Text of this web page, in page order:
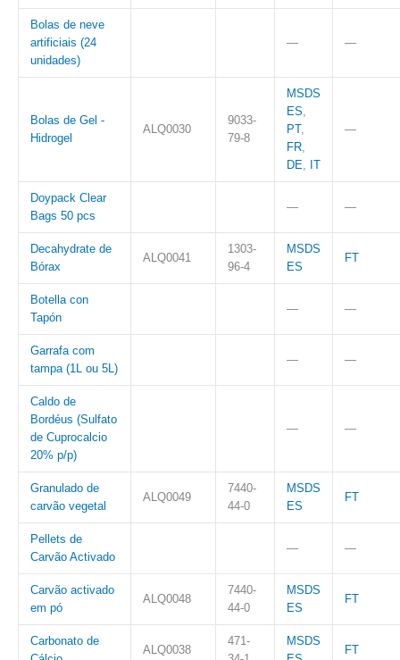
Bolas de neve
artificiais (24
unidades)
— —
Bolas de Gel -
Hidrogel
ALQ0030
9033-
79-8
MSDS
ES,
PT,
FR,
DE, IT
—
Doypack Clear
Bags 50 pcs
— —
Decahydrate de
Bórax
ALQ0041
1303-
96-4
MSDS
ES
FT
Botella con
Tapón
— —
Garrafa com
tampa (1L ou 5L)
— —
Caldo de
Bordéus (Sulfato
de Cuprocalcio
20% p/p)
— —
Granulado de
carvão vegetal
ALQ0049
7440-
44-0
MSDS
ES
FT
Pellets de
Carvão Activado
— —
Carvão activado
em pó
ALQ0048
7440-
44-0
MSDS
ES
FT
Carbonato de
ALQ0038
471-
MSDS
FT